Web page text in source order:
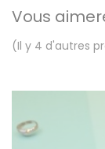
Vous
(Il y 4 d'autres